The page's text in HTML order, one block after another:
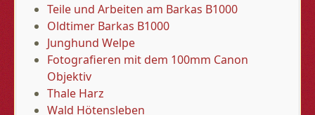
Teile und Arbeiten am Barkas B1000
Oldtimer Barkas B1000
Junghund Welpe
Fotografieren mit dem 100mm Canon
Objektiv
Thale Harz
Wald Hötensleben